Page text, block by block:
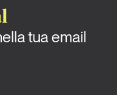
tua email